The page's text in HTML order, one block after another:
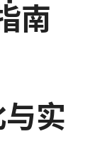
南
实